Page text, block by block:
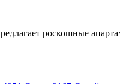
роскошные